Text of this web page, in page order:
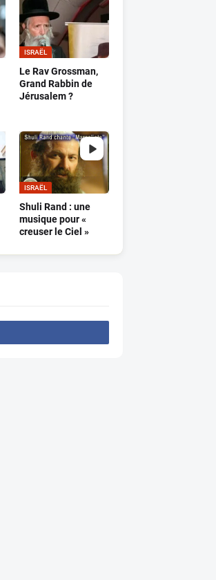
ISRAËL
Le Rav Grossman,
Grand Rabbin de
Jérusalem ?
ISRAËL
Shuli Rand : une
musique pour «
creuser le Ciel »